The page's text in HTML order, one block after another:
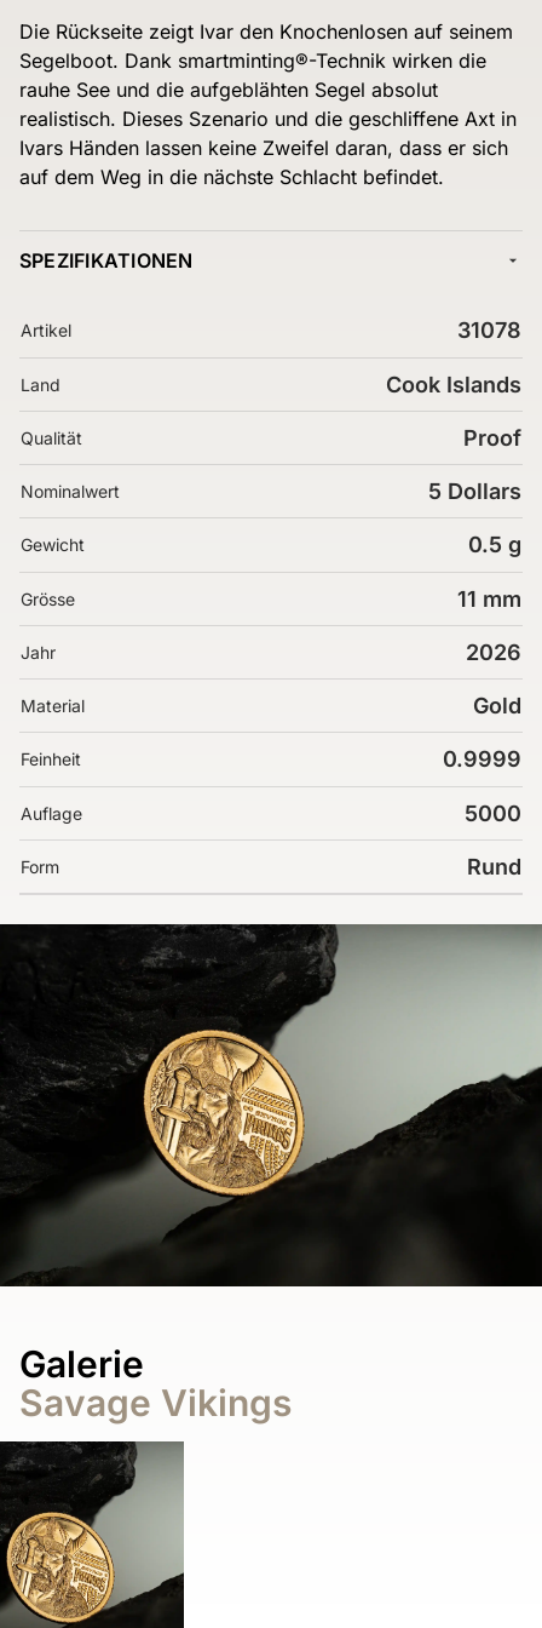
Die Rückseite zeigt Ivar den Knochenlosen auf seinem
Segelboot. Dank smartminting®-Technik wirken die
rauhe See und die aufgeblähten Segel absolut
realistisch. Dieses Szenario und die geschliffene Axt in
Ivars Händen lassen keine Zweifel daran, dass er sich
auf dem Weg in die nächste Schlacht befindet.
SPEZIFIKATIONEN
Artikel 31078
Land Cook Islands
Qualität Proof
Nominalwert 5 Dollars
Gewicht 0.5 g
Grösse 11 mm
Jahr 2026
Material Gold
Feinheit 0.9999
Auflage 5000
Form Rund
Galerie
Savage Vikings